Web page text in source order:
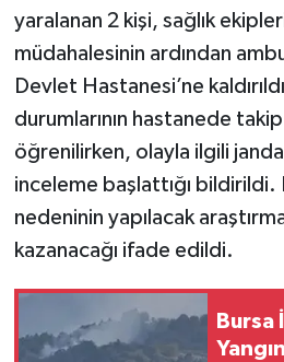
yaralanan 2 kişi, sağlık
müdahalesinin ardından
Devlet Hastanesi’ne
durumlarının hastanede takip
öğrenilirken, olayla ilgili
inceleme başlattığı bildirildi.
nedeninin yapılacak
kazanacağı ifade edildi.